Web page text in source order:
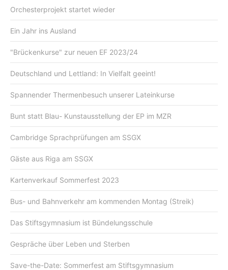
Orchesterprojekt startet wieder
Ein Jahr ins Ausland
"Brückenkurse" zur neuen EF 2023/24
Deutschland und Lettland: In Vielfalt geeint!
Spannender Thermenbesuch unserer Lateinkurse
Bunt statt Blau- Kunstausstellung der EP im MZR
Cambridge Sprachprüfungen am SSGX
Gäste aus Riga am SSGX
Kartenverkauf Sommerfest 2023
Bus- und Bahnverkehr am kommenden Montag (Streik)
Das Stiftsgymnasium ist Bündelungsschule
Gespräche über Leben und Sterben
Save-the-Date: Sommerfest am Stiftsgymnasium